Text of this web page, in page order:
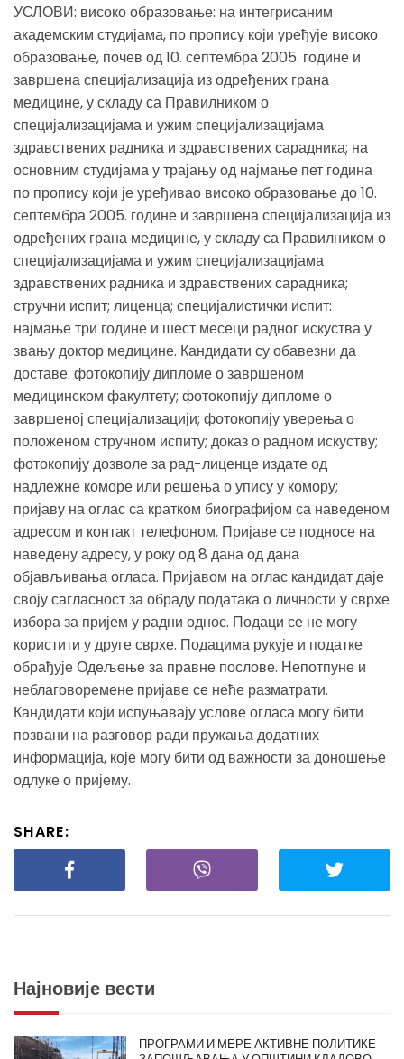
УСЛОВИ: високо образовање: на интегрисаним
академским студијама, по пропису који уређује високо
образовање, почев од 10. септембра 2005. године и
завршена специјализација из одређених грана
медицине, у складу са Правилником о
специјализацијама и ужим специјализацијама
здравствених радника и здравствених сарадника; на
основним студијама у трајању од најмање пет година
по пропису који је уређивао високо образовање до 10.
септембра 2005. године и завршена специјализација из
одређених грана медицине, у складу са Правилником о
специјализацијама и ужим специјализацијама
здравствених радника и здравствених сарадника;
стручни испит; лиценца; специјалистички испит:
најмање три године и шест месеци радног искуства у
звању доктор медицине. Кандидати су обавезни да
доставе: фотокопију дипломе о завршеном
медицинском факултету; фотокопију дипломе о
завршеној специјализацији; фотокопију уверења о
положеном стручном испиту; доказ о радном искуству;
фотокопију дозволе за рад-лиценце издате од
надлежне коморе или решења о упису у комору;
пријаву на оглас са кратком биографијом са наведеном
адресом и контакт телефоном. Пријаве се подносе на
наведену адресу, у року од 8 дана од дана
објављивања огласа. Пријавом на оглас кандидат даје
своју сагласност за обраду података о личности у сврхе
избора за пријем у радни однос. Подаци се не могу
користити у друге сврхе. Подацима рукује и податке
обрађује Одељење за правне послове. Непотпуне и
неблаговоремене пријаве се неће разматрати.
Кандидати који испуњавају услове огласа могу бити
позвани на разговор ради пружања додатних
информација, које могу бити од важности за доношење
одлуке о пријему.
SHARE:
Најновије вести
ПРОГРАМИ И МЕРЕ АКТИВНЕ ПОЛИТИКЕ